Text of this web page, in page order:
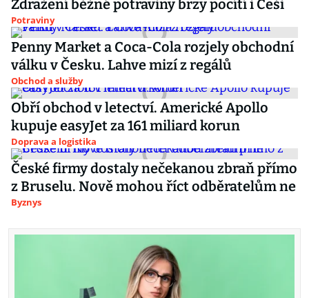
Zdražení běžné potraviny brzy pocítí i Češi
Potraviny
Penny Market a Coca-Cola rozjely obchodní
válku v Česku. Lahve mizí z regálů
Obchod a služby
Obří obchod v letectví. Americké Apollo
kupuje easyJet za 161 miliard korun
Doprava a logistika
České firmy dostaly nečekanou zbraň přímo
z Bruselu. Nově mohou říct odběratelům ne
Byznys